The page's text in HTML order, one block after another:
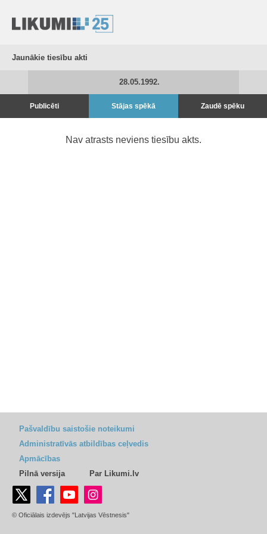
Jaunākie tiesību akti
28.05.1992.
Publicēti Stājas spēkā Zaudē spēku
Nav atrasts neviens tiesību akts.
Pašvaldību saistošie noteikumi
Administratīvās atbildības ceļvedis
Apmācības
Pilnā versija
Par Likumi.lv
© Oficiālais izdevējs "Latvijas Vēstnesis"